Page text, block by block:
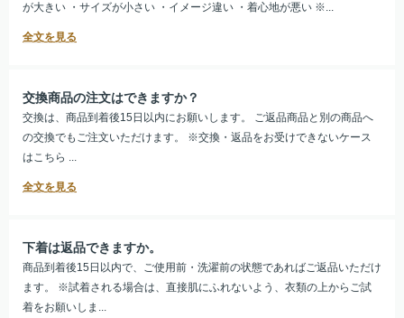
が大きい ・サイズが小さい ・イメージ違い ・着心地が悪い ※...
交換商品の注文はできますか？
交換は、商品到着後15日以内にお願いします。 ご返品商品と別の商品へ
の交換でもご注文いただけます。 ※交換・返品をお受けできないケース
はこちら ...
下着は返品できますか。
商品到着後15日以内で、ご使用前・洗濯前の状態であればご返品いただけ
ます。 ※試着される場合は、直接肌にふれないよう、衣類の上からご試
着をお願いしま...